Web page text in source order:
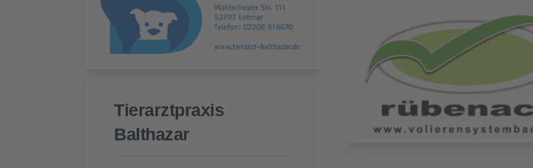
Tierarzt­praxis
Balthazar